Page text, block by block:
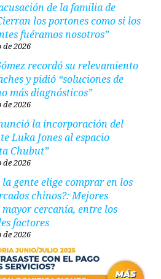
de la familia de
los portones como si los
fuéramos nosotros”
de 2026
recordó su relevamiento
y pidió “soluciones de
más diagnósticos”
de 2026
la incorporación del
Luka Jones al espacio
Chubut”
de 2026
la gente elige comprar en los
chinos?: Mejores
mayor cercanía, entre los
factores
de 2026